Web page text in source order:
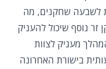
לשבעה שחקנים, מה
נוסף שיכול להעניק
מעניק לצוות
בישורת האחרונה